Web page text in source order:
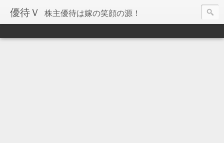
優待Ｖ 株主優待は嫁の笑顔の源！